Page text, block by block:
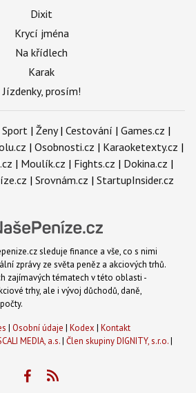
Dixit
Krycí jména
Na křídlech
Karak
Jízdenky, prosím!
Sport | Ženy| Cestování | Games.cz |
| Osobnosti.cz | Karaoketexty.cz |
| Moulík.cz | Fights.cz | Dokina.cz |
| Srovnám.cz | StartupInsider.cz
sleduje finance a vše, co s nimi
zprávy ze světa peněz a akciových trhů.
zajímavých tématech v této oblasti -
trhy, ale i vývoj důchodů, daně,
| Osobní údaje | Kodex | Kontakt
MEDIA, a.s.| Člen skupiny DIGNITY, s.r.o.|